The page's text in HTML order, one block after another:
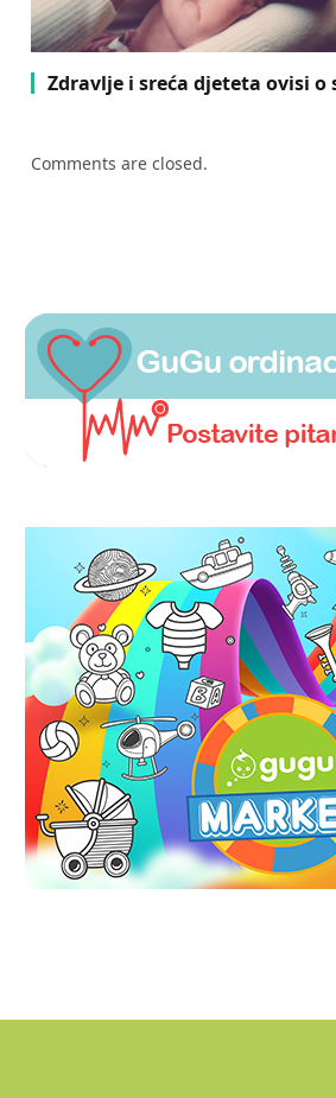
Zdravlje i sreća djeteta ovisi o
Comments are closed.